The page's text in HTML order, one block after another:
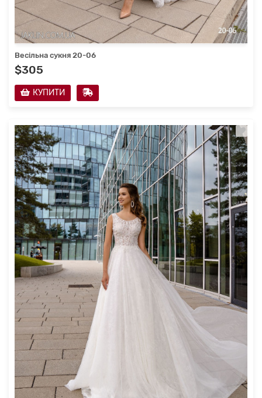
Весільна сукня 20-06
$305
КУПИТИ